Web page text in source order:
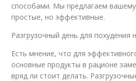
способами. Мы предлагаем
простые, но эффективные.
Разгрузочный день для похудения
Есть мнение, что для
основные продукты в рационе
вряд ли стоит делать.